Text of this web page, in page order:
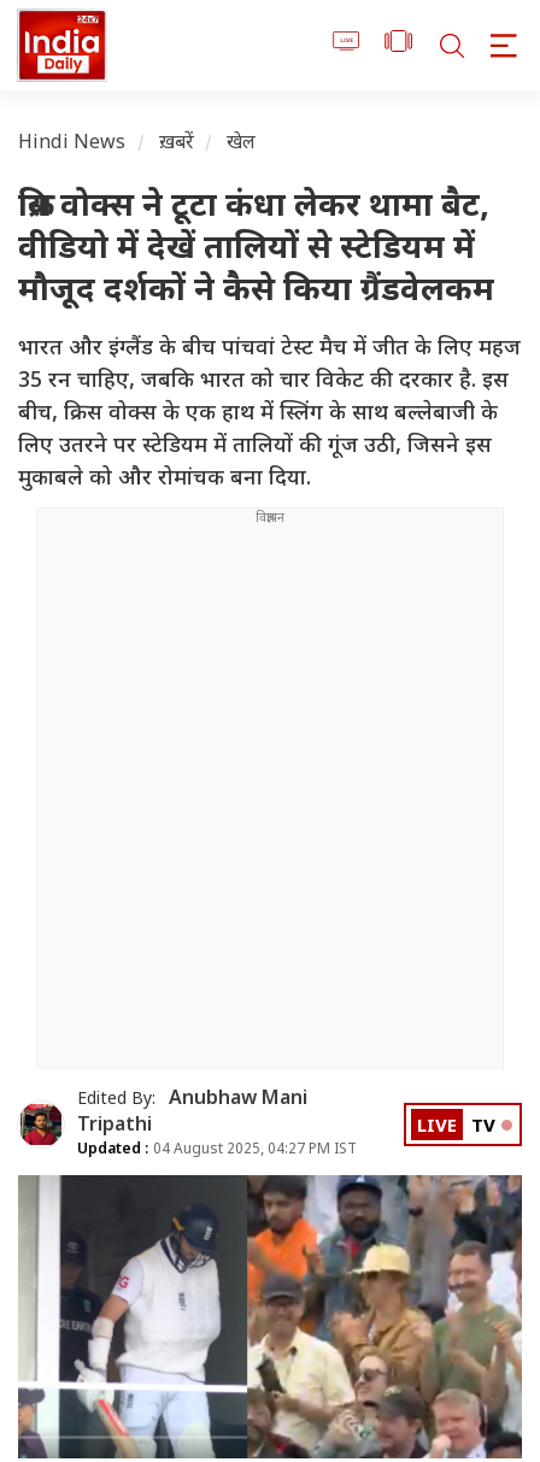
Hindi News ख़बरें खेल
क्रिस वोक्स ने टूटा कंधा लेकर थामा बैट,
वीडियो में देखें तालियों से स्टेडियम में
मौजूद दर्शकों ने कैसे किया ग्रैंडवेलकम
भारत और इंग्लैंड के बीच पांचवां टेस्ट मैच में जीत के लिए महज
35 रन चाहिए, जबकि भारत को चार विकेट की दरकार है. इस
बीच, क्रिस वोक्स के एक हाथ में स्लिंग के साथ बल्लेबाजी के
लिए उतरने पर स्टेडियम में तालियों की गूंज उठी, जिसने इस
मुकाबले को और रोमांचक बना दिया.
Edited By:
Anubhaw Mani
Tripathi
Updated : 04 August 2025, 04:27 PM IST
LIVE TV